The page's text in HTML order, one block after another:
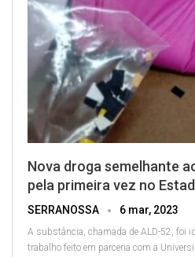
Nova droga semelhante
pela primeira vez no
SERRANOSSA 6 mar, 2023
A substância, chamada de ALD-52, foi
trabalho feito em parceria com a